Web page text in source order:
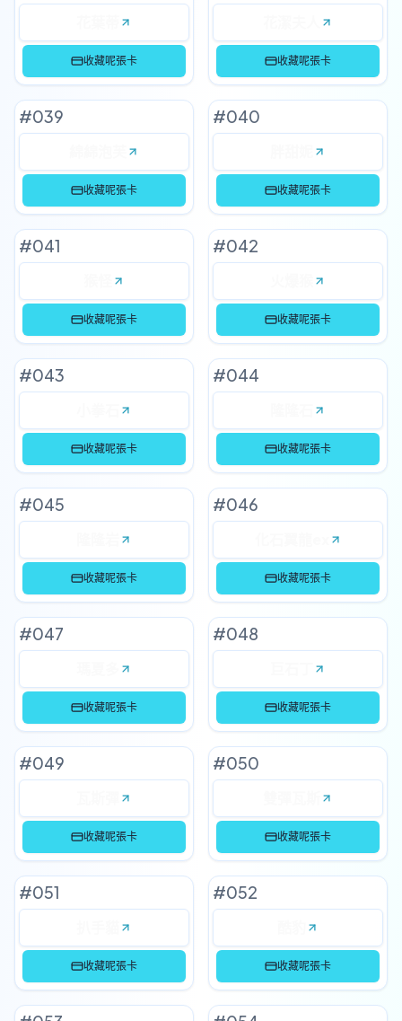
收藏呢張卡 收藏呢張卡
#039
收藏呢張卡
#040
收藏呢張卡
#041
收藏呢張卡
#042
收藏呢張卡
#043
收藏呢張卡
#044
收藏呢張卡
#045
收藏呢張卡
#046
收藏呢張卡
#047
收藏呢張卡
#048
收藏呢張卡
#049
收藏呢張卡
#050
收藏呢張卡
#051
收藏呢張卡
#052
收藏呢張卡